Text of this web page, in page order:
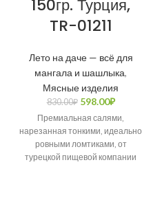
150гр. Турция,
TR-01211
Лето на даче — всё для
мангала и шашлыка,
Мясные изделия
830.00₽ 598.00₽
Премиальная салями,
нарезанная тонкими, идеально
ровными ломтиками, от
турецкой пищевой компании